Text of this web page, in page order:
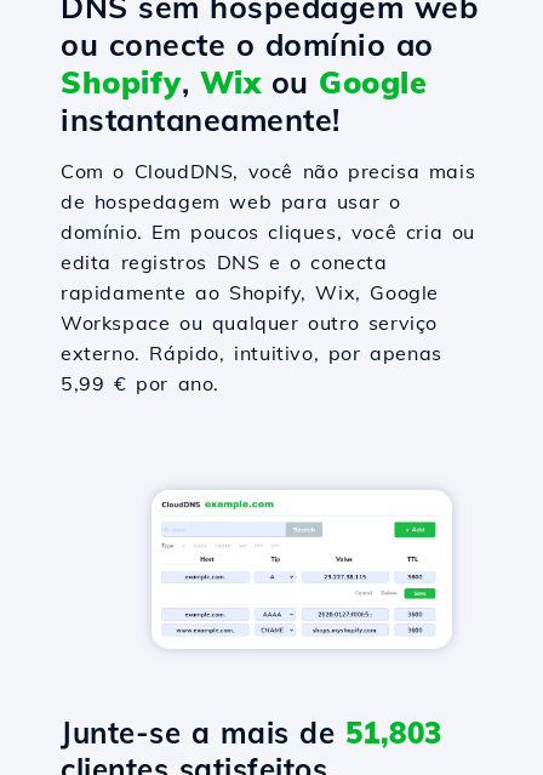
ou conecte o domínio ao
Shopify, Wixou Google
instantaneamente!
Com o CloudDNS, você não precisa mais
de hospedagem web para usar o
domínio. Em poucos cliques, você cria ou
edita registros DNS e o conecta
rapidamente ao Shopify, Wix, Google
Workspace ou qualquer outro serviço
externo. Rápido, intuitivo, por apenas
5,99 € por ano.
Junte-se a mais de 51,803